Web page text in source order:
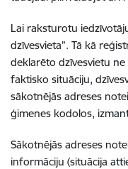
Lai raksturotu
dzīvesvieta”. Tā kā
deklarēto dzīvesvietu
faktisko situāciju,
sākotnējās adreses
ģimenes kodolos,
Sākotnējās adreses
informāciju (situācija